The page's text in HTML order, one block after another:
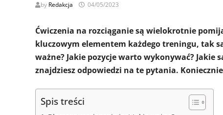
by Redakcja 04/05/2023
Ćwiczenia na rozciąganie są wielokrotnie
kluczowym elementem każdego treningu, tak
ważne? Jakie pozycje warto wykonywać? Jakie
znajdziesz odpowiedzi na te pytania.
Spis treści